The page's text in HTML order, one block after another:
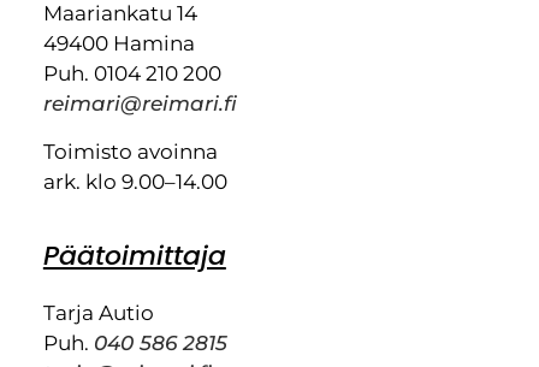
Maariankatu 14
49400 Hamina
Puh. 0104 210 200
reimari@reimari.fi
Toimisto avoinna
ark. klo 9.00–14.00
Päätoimittaja
Tarja Autio
Puh. 040 586 2815